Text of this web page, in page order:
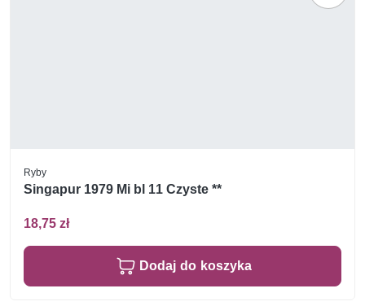
Ryby
Singapur 1979 Mi bl 11 Czyste **
18,75 zł
Dodaj do koszyka